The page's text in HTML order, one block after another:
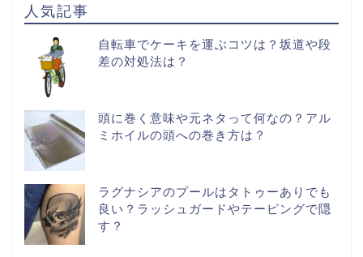
人気記事
自転車でケーキを運ぶコツは？坂道や段
差の対処法は？
頭に巻く意味や元ネタって何なの？アル
ミホイルの頭への巻き方は？
ラグナシアのプールはタトゥーありでも
良い？ラッシュガードやテーピングで隠
す？